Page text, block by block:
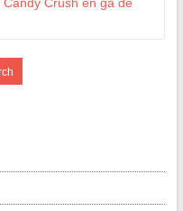
Crush en ga de